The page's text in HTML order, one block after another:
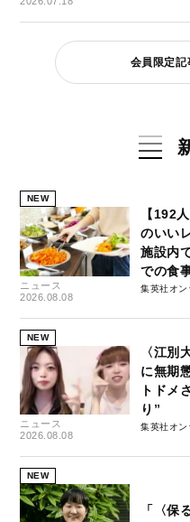
会員限定記
NEW
ニュース
2026.08.08
【192
のいい
施設内
での食
集英社オ
NEW
ニュース
2026.08.08
〈江別
に無期
トドメ
り”
集英社オン
NEW
「〈保